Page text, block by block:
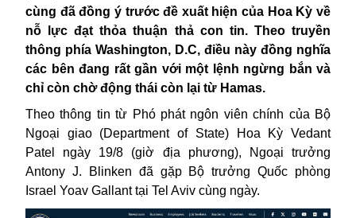
cùng đã đồng ý trước đề xuất hiện của Hoa Kỳ về
nỗ lực đạt thỏa thuận thả con tin. Theo truyền
thông phía Washington, D.C, điều này đồng nghĩa
các bên đang rất gần với một lệnh ngừng bắn và
chỉ còn chờ động thái còn lại từ Hamas.
Theo thông tin từ Phó phát ngôn viên chính của Bộ
Ngoại giao (Department of State) Hoa Kỳ Vedant
Patel ngày 19/8 (giờ địa phương), Ngoại trưởng
Antony J. Blinken đã gặp Bộ trưởng Quốc phòng
Israel Yoav Gallant tại Tel Aviv cùng ngày.